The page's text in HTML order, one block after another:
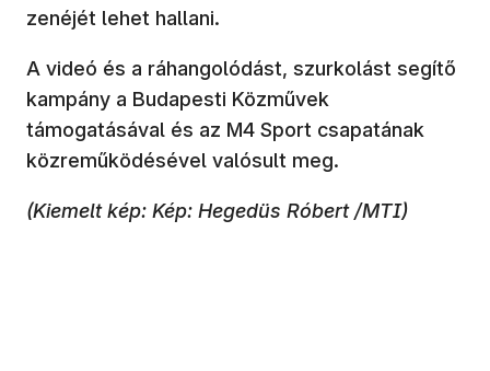
zenéjét lehet hallani.
A videó és a ráhangolódást, szurkolást segítő
kampány a Budapesti Közművek
támogatásával és az M4 Sport csapatának
közreműködésével valósult meg.
(Kiemelt kép: Kép: Hegedüs Róbert /MTI)